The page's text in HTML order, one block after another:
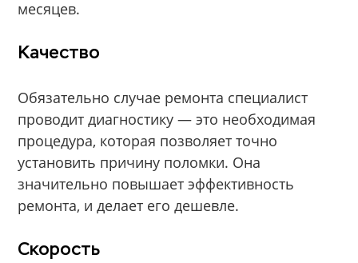
месяцев.
Качество
Обязательно случае ремонта специалист
проводит диагностику — это необходимая
процедура, которая позволяет точно
установить причину поломки. Она
значительно повышает эффективность
ремонта, и делает его дешевле.
Скорость